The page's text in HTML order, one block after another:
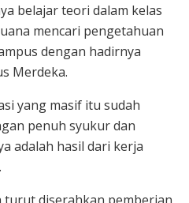
belajar teori dalam kelas
mencari pengetahuan
dengan hadirnya
Merdeka.
yang masif itu sudah
penuh syukur dan
adalah hasil dari kerja